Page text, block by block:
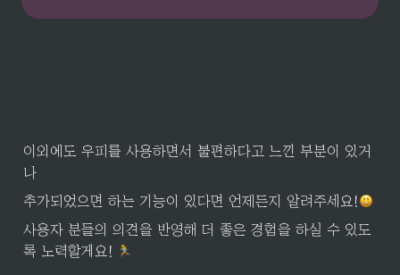
이외에도 우피를 사용하면서 불편하다고 느낀 부분이 있거
나
추가되었으면 하는 기능이 있다면 언제든지 알려주세요!
사용자 분들의 의견을 반영해 더 좋은 경험을 하실 수 있도
록 노력할게요!